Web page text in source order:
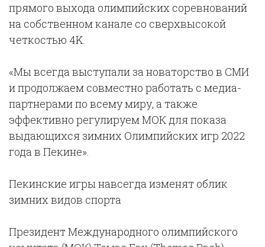
прямого выхода олимпийских соревнований
на собственном канале со сверхвысокой
четкостью 4K.
«Мы всегда выступали за новаторство в СМИ
и продолжаем совместно работать с медиа-
партнерами по всему миру, а также
эффективно регулируем МОК для показа
выдающихся зимних Олимпийских игр 2022
года в Пекине».
Пекинские игры навсегда изменят облик
зимних видов спорта
Президент Международного олимпийского